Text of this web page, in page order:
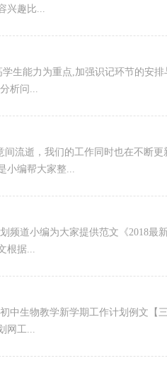
兴趣比...
生能力为重点,加强识记环节的安排
析问...
流逝，我们的工作同时也在不断更
小编帮大家整...
频道小编为大家提供范文《2018最
根据...
中生物教学新学期工作计划例文【
网工...